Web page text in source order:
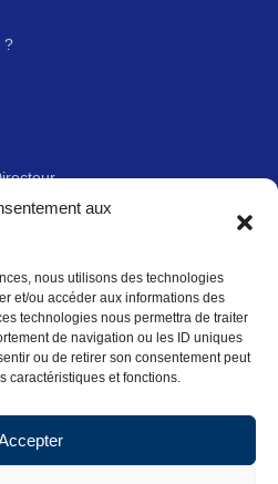
aux
nous utilisons des technologies
et/ou accéder aux informations des
technologies nous permettra de traiter
de navigation ou les ID uniques
ou de retirer son consentement peut
caractéristiques et fonctions.
?
Française de cyclotourisme